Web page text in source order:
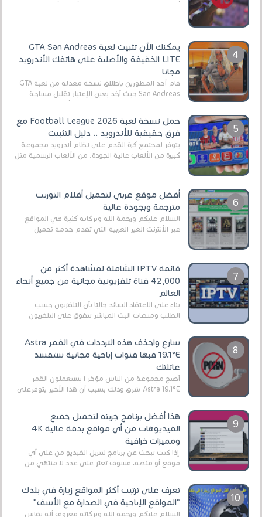
يمكنك الآن تثبيت لعبة GTA San Andreas
LITE الخفيفة والأصلية على هاتفك الأندرويد
مجانا
قام أحد المطورين بإطلاق نسخة معدلة من لعبة GTA
San Andreas حيث أخد بعين الإعتبار تقليل مساحة
حمل نسخة لعبة Football League 2026 مع
فرق حقيقية للأندرويد .. دليل التثبيت
يتوفر لمجتمع كرة القدم على نظام أندرويد مجموعة
كبيرة من الألعاب عالية الجودة. من الألعاب الرسمية مثل
أفضل موقع عربي لتحميل أفلام التورنت
مترجمة وبجودة عالية
السلام عليكم ورحمة الله وبركاته كثيرة هي المواقع
عبر الأنترنت الغير العربية التي تقدم خدمة تحميل
الأفلام على التورنت ، ومعظم هذه المواقع ل...
قائمة IPTV الشاملة لمشاهدة أكثر من
42,000 قناة تلفزيونية مجانية من جميع أنحاء
العالم
بناءً على الاعتقاد السائد حاليًا بأن التلفزيون حسب
الطلب ومنصات البث المباشر تتفوق على التلفزيون
الرقمي الأرضي التقليدي، يُعدّ IPTV-org خيار...
سارع واحذف هذه الترددات في القمر Astra
19.1°E فبها قنوات إباحية مجانية ستفسد
عائلتك
أصبح مجموعة من الناس مؤخر ا يستعملون القمر
Astra 19.1°E شرق وذلك بسبب أن هذا الأخير يتوفرعلى
هذا أفضل برنامج جربته لتحميل جميع
الفيديوهات من أي مواقع بدقة عالية 4K
ومميزات خرافية
إذا كنت تبحث عن برنامج لتنزيل الفيديو من على أي
موقع أو منصة، فسوف تعثر على عدد لا منتهي من
تعرف على ترتيب أكثر المواقع زيارة في بلدك
"المواقع الإباحية في الصدارة مع الأسف"
السلام عليكم ورحمة الله وبركاته معروف أنه يقاس